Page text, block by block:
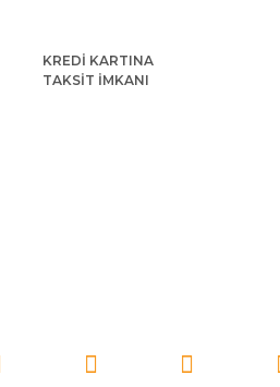
Arap Kostümü
KREDİ KARTINA
TAKSİT İMKANI